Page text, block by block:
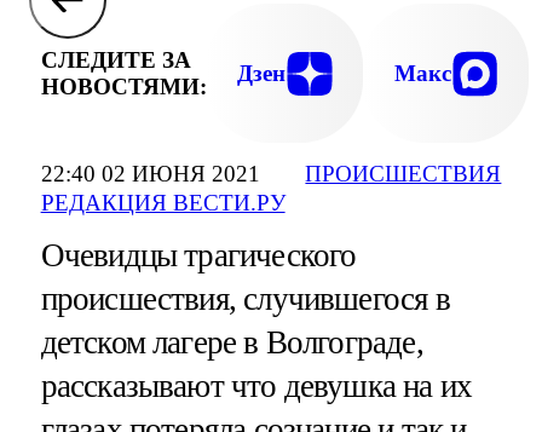
22:40 02 ИЮНЯ 2021
РЕДАКЦИЯ ВЕСТИ.РУ
ПРОИСШЕСТВИЯ
СЛЕДИТЕ ЗА
НОВОСТЯМИ:
Дзен Макс
Очевидцы трагического
происшествия, случившегося в
детском лагере в Волгограде,
рассказывают что девушка на их